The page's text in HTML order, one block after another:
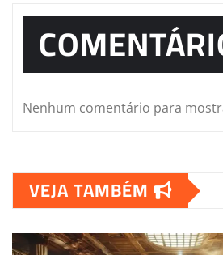
Nenhum comentário para
VEJA TAMBÉM